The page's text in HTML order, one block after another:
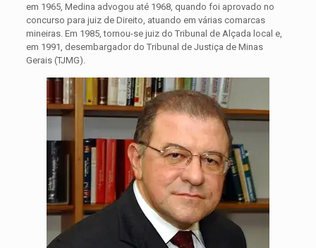
em 1965, Medina advogou até 1968, quando foi aprovado no
concurso para juiz de Direito, atuando em várias comarcas
mineiras. Em 1985, tornou-se juiz do Tribunal de Alçada local e,
em 1991, desembargador do Tribunal de Justiça de Minas
Gerais (TJMG).